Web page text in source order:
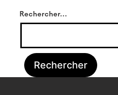
Rechercher…